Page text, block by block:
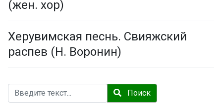
(жен. хор)
Херувимская песнь. Свияжский
распев (Н. Воронин)
Поиск Поиск